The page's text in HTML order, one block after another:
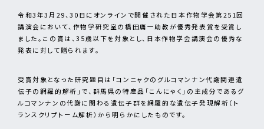
令和3年3月29、30日にオンラインで開催された日本作物学会第251回
講演会において、作物学研究室の橋田庸一助教が優秀発表賞を受賞し
ました。この賞は、35歳以下を対象とし、日本作物学会講演会の優秀な
発表に対して贈られます。
受賞対象となった研究題目は「コンニャクのグルコマンナン代謝関連遺
伝子の網羅的解析」で、群馬県の特産品「こんにゃく」の主成分であるグ
ルコマンナンの代謝に関わる遺伝子群を網羅的な遺伝子発現解析（ト
ランスクリプトーム解析）から明らかにしたものです。